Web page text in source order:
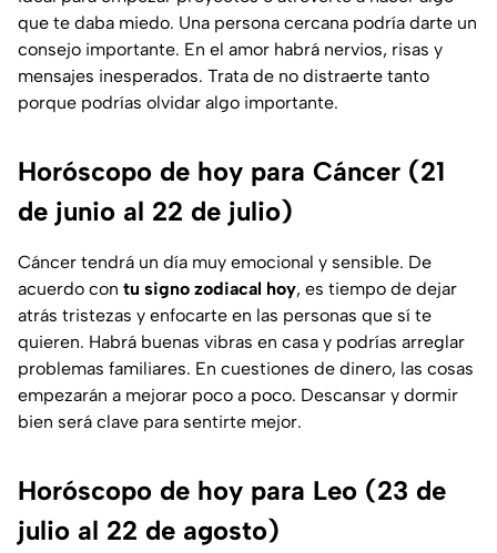
que te daba miedo. Una persona cercana podría darte un
consejo importante. En el amor habrá nervios, risas y
mensajes inesperados. Trata de no distraerte tanto
porque podrías olvidar algo importante.
Horóscopo de hoy para Cáncer (21
de junio al 22 de julio)
Cáncer tendrá un día muy emocional y sensible. De
acuerdo con tu signo zodiacal hoy, es tiempo de dejar
atrás tristezas y enfocarte en las personas que sí te
quieren. Habrá buenas vibras en casa y podrías arreglar
problemas familiares. En cuestiones de dinero, las cosas
empezarán a mejorar poco a poco. Descansar y dormir
bien será clave para sentirte mejor.
Horóscopo de hoy para Leo (23 de
julio al 22 de agosto)